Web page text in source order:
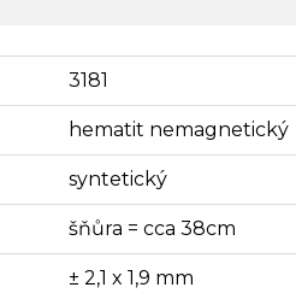
3181
hematit nemagnetický
syntetický
šňůra = cca 38cm
± 2,1 x 1,9 mm